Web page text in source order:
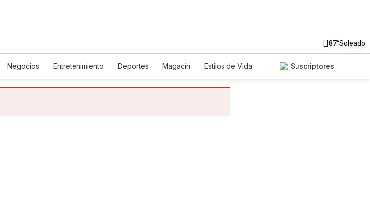
87°Soleado
Negocios Entretenimiento Deportes Magacín
Estilos de Vida
Suscriptores